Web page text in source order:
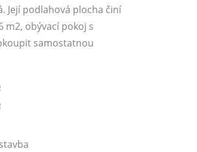
Její podlahová plocha činí
m2, obývací pokoj s
samostatnou